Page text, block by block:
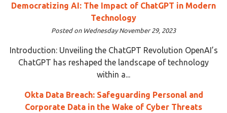
Democratizing AI: The Impact of ChatGPT in Modern
Technology
Posted on Wednesday November 29, 2023
Introduction: Unveiling the ChatGPT Revolution OpenAI’s
ChatGPT has reshaped the landscape of technology
within a...
Okta Data Breach: Safeguarding Personal and
Corporate Data in the Wake of Cyber Threats